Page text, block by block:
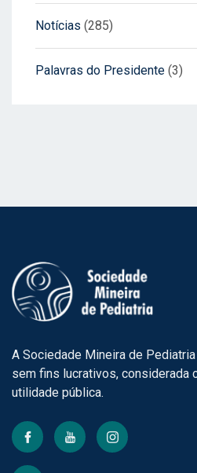
Notícias (285)
Palavras do Presidente (3)
A Sociedade Mineira de
sem fins lucrativos, considerada
utilidade pública.